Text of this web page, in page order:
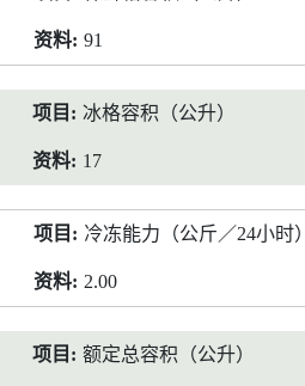
91
冰格容积（公升）
17
冷冻能力（公斤／24小时）
2.00
额定总容积（公升）